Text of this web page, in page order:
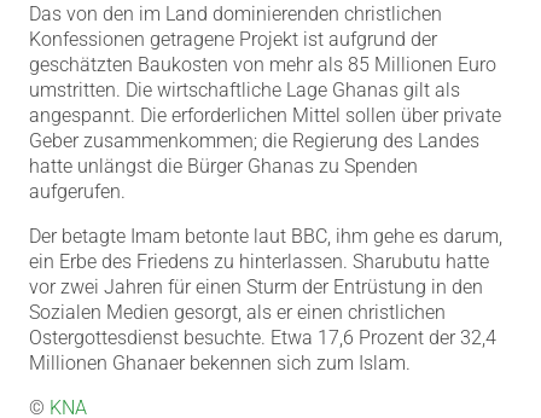
Das von den im Land dominierenden christlichen
Konfessionen getragene Projekt ist aufgrund der
geschätzten Baukosten von mehr als 85 Millionen Euro
umstritten. Die wirtschaftliche Lage Ghanas gilt als
angespannt. Die erforderlichen Mittel sollen über private
Geber zusammenkommen; die Regierung des Landes
hatte unlängst die Bürger Ghanas zu Spenden
aufgerufen.
Der betagte Imam betonte laut BBC, ihm gehe es darum,
ein Erbe des Friedens zu hinterlassen. Sharubutu hatte
vor zwei Jahren für einen Sturm der Entrüstung in den
Sozialen Medien gesorgt, als er einen christlichen
Ostergottesdienst besuchte. Etwa 17,6 Prozent der 32,4
Millionen Ghanaer bekennen sich zum Islam.
© KNA